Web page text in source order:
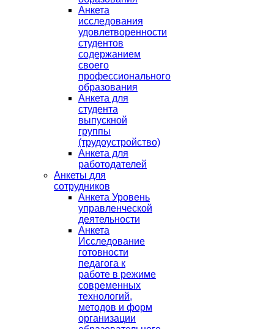
Анкета
исследования
удовлетворенности
студентов
содержанием
своего
профессионального
образования
Анкета для
студента
выпускной
группы
(трудоустройство)
Анкета для
работодателей
Анкеты для
сотрудников
Анкета Уровень
управленческой
деятельности
Анкета
Исследование
готовности
педагога к
работе в режиме
современных
технологий,
методов и форм
организации